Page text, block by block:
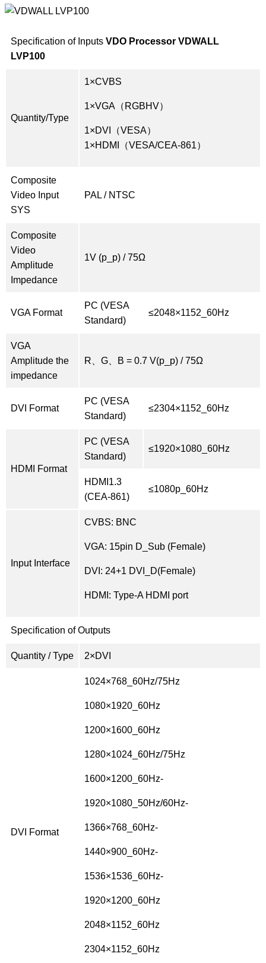
Specification of Inputs VDO Processor VDWALL
LVP100
Quantity/Type
1×CVBS
1×VGA（RGBHV）
1×DVI（VESA）
1×HDMI（VESA/CEA-861）
Composite
Video Input
SYS
PAL / NTSC
Composite
Video
Amplitude
Impedance
1V (p_p) / 75Ω
VGA Format
PC (VESA
Standard)
≤2048×1152_60Hz
VGA
Amplitude the
impedance
R、G、B = 0.7 V(p_p) / 75Ω
DVI Format
PC (VESA
Standard)
≤2304×1152_60Hz
HDMI Format
PC (VESA
Standard)
≤1920×1080_60Hz
HDMI1.3
(CEA-861)
≤1080p_60Hz
Input Interface
CVBS: BNC
VGA: 15pin D_Sub (Female)
DVI: 24+1 DVI_D(Female)
HDMI: Type-A HDMI port
Specification of Outputs
Quantity / Type 2×DVI
DVI Format
1024×768_60Hz/75Hz
1080×1920_60Hz
1200×1600_60Hz
1280×1024_60Hz/75Hz
1600×1200_60Hz-
1920×1080_50Hz/60Hz-
1366×768_60Hz-
1440×900_60Hz-
1536×1536_60Hz-
1920×1200_60Hz
2048×1152_60Hz
2304×1152_60Hz